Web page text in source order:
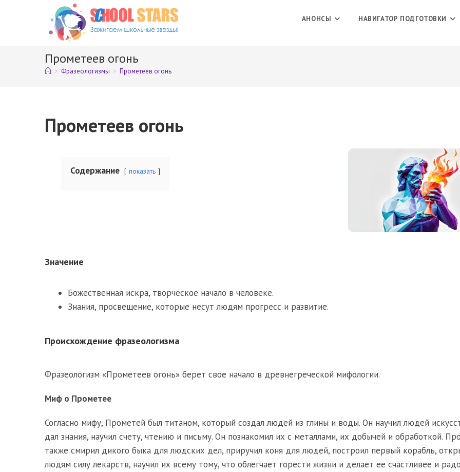
АНОНСЫ НАВИГАТОР ПОДГОТОВКИ
Прометеев огонь
> Фразеологизмы > Прометеев огонь
Прометеев огонь
Содержание показать
Значение
Божественная искра, творческое начало в человеке.
Знания, просвещение, которые несут людям прогресс и развитие.
Происхождение фразеологизма
Фразеологизм «Прометеев огонь» берет свое начало в древнегреческой мифологии.
Миф о Прометее
Согласно мифу, Прометей был титаном, который создал людей из глины и воды. Он научил людей
дал знания, научил счету, чтению и письму. Он познакомил их с металлами, их добычей и обработкой.
также смирил дикого быка для людских дел, приручил коня для людей, построил первый корабль,
людям силу лекарств, научил их всему тому, что облегчает горести жизни и делает ее счастливее и